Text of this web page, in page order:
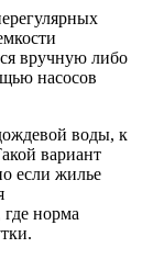
вручную либо
насосов
воды, к
вариант
если жилье
где норма